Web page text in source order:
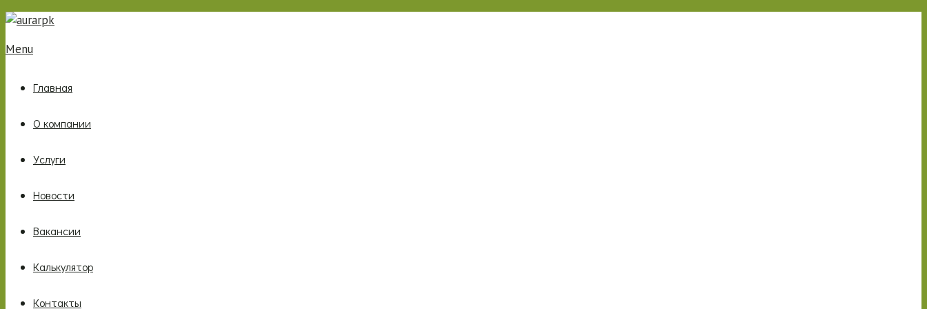
Menu
Главная
О компании
Услуги
Новости
Вакансии
Калькулятор
Контакты